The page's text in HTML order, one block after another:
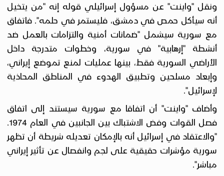
ونقل "واينت" عن مسؤول إسرائيلي قوله إنه "من يتخيل
أنه سيأكل حمص في دمشق، فليستمر في حلمه". فاتفاق
مع سورية سيشمل "ضمانات أمنية والتزامات بالعمل ضد
أنشطة "إرهابية" في سورية، وخطوات متدرجة داخل
الأراضي السورية فقط، بينها عمليات لمنع تموضع إيراني،
وإبعاد مسلحين وتطبيق الهدوء في المناطق المحاذية
لإسرائيل".
وأضاف "واينت" أن اتفاقا مع سورية سيستند إلى اتفاق
فصل القوات وفض الاشتباك بين الجانبين في العام 1974.
"والاعتقاد في إسرائيل أنه بالإمكان تعديله شريطة أن تظهر
سورية مؤشرات حقيقية على لجم وانفصال عن تأثير إيراني
مباشر".